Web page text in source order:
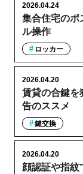
集合住宅のポ
ル操作
2026.04.24
ロッカー
賃貸の合鍵を
告のススメ
2026.04.20
鍵交換
顔認証や指紋
2026.04.20